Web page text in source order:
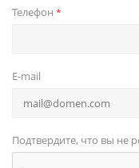
Телефон *
E-mail
Подтвердите, что вы не